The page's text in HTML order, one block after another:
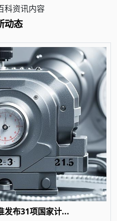
科资讯内容
动态
发布31项国家计...